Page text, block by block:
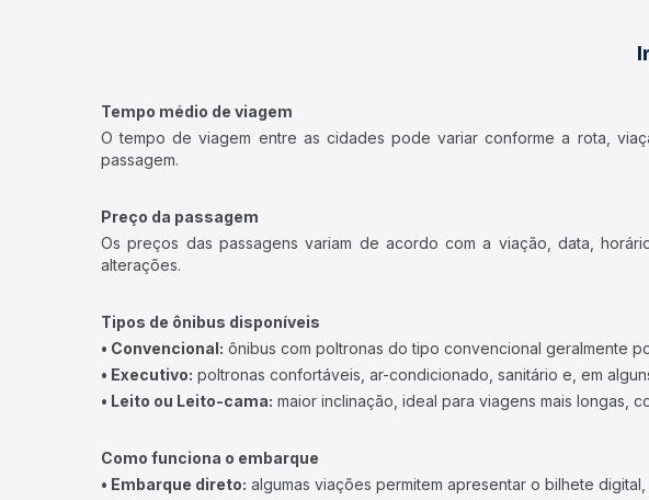
Tempo médio de viagem
O tempo de viagem entre as cidades pode variar conforme a rota,
passagem.
Preço da passagem
Os preços das passagens variam de acordo com a viação, data,
alterações.
Tipos de ônibus disponíveis
• Convencional: ônibus com poltronas do tipo convencional geralmente
• Executivo: poltronas confortáveis, ar-condicionado, sanitário e, em
• Leito ou Leito-cama: maior inclinação, ideal para viagens mais longas,
Como funciona o embarque
• Embarque direto: algumas viações permitem apresentar o bilhete